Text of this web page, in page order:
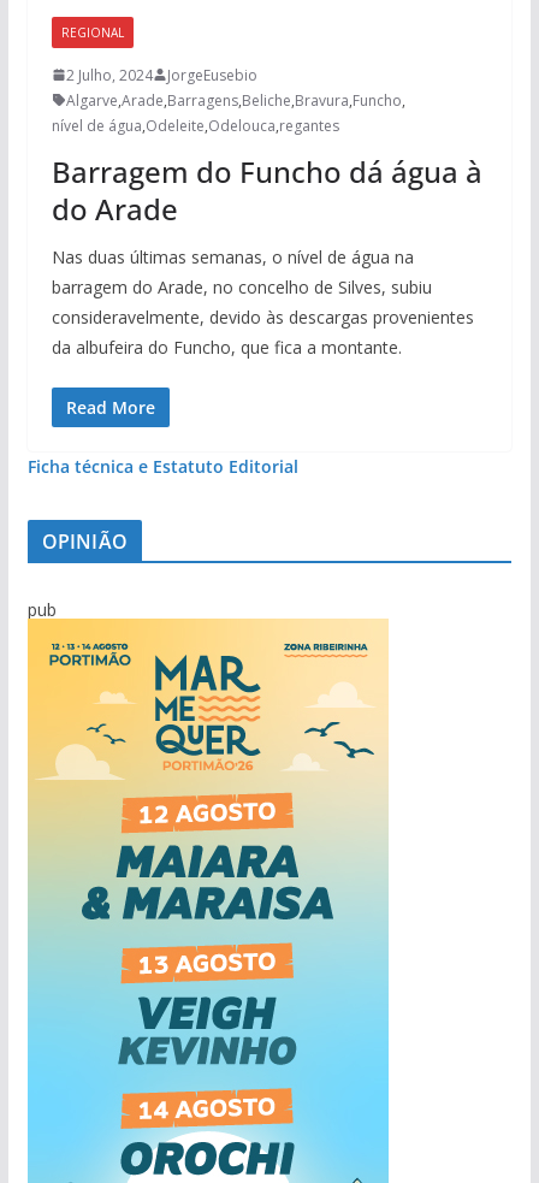
REGIONAL
2 Julho, 2024
JorgeEusebio
Algarve,Arade,Barragens,Beliche,Bravura,Funcho,
nível de água,Odeleite,Odelouca,regantes
Barragem do Funcho dá água à
do Arade
Nas duas últimas semanas, o nível de água na
barragem do Arade, no concelho de Silves, subiu
consideravelmente, devido às descargas provenientes
da albufeira do Funcho, que fica a montante.
Read More
Ficha técnica e Estatuto Editorial
OPINIÃO
pub